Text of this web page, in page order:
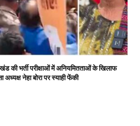
भर्ती परीक्षाओं में अनियमितताओं के खिलाफ
अध्यक्ष नेहा बोरा पर स्याही फेंकी